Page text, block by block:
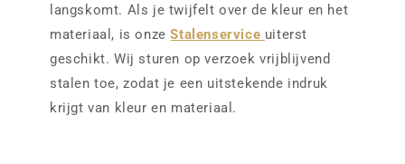
langskomt. Als je twijfelt over de kleur en het
materiaal, is onzeStalenservice uiterst
geschikt. Wij sturen op verzoek vrijblijvend
stalen toe, zodat je een uitstekende indruk
krijgt van kleur en materiaal.